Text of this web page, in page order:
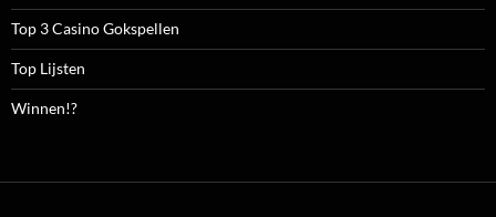
Top 3 Casino Gokspellen
Top Lijsten
Winnen!?